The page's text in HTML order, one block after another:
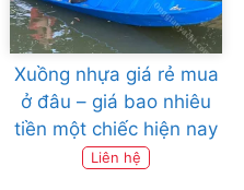
Xuồng nhựa giá rẻ mua
ở đâu – giá bao nhiêu
tiền một chiếc hiện nay
Liên hệ